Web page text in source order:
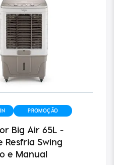
PROMOÇÃO
Big Air 65L -
Resfria Swing
e Manual